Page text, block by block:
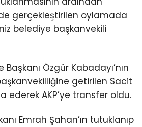
gerçekleştirilen oylamada
belediye başkanvekili
Başkanı Özgür Kabadayı’nın
getirilen Sacit
ederek AKP’ye transfer oldu.
Emrah Şahan’ın tutuklanıp